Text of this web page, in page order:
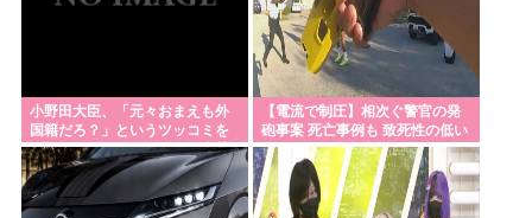
【画像】俺、ローカルAIでイケメンをすっぽんぽん
日本『30℃』でも涼しい
長崎に乗り込んで来たパヨク活動家「平和憲法守
れ！中国と和解せよ！」
『食料自給率』の低い日本が「核兵器で国を守
小野田大臣、「元々おまえも外
国籍だろ？」というツッコミを
恐れ、海外メディアを全員出禁
に
【電流で制圧】相次ぐ警官の発
砲事案 死亡事例も 致死性の低い
テーザー銃導入指摘